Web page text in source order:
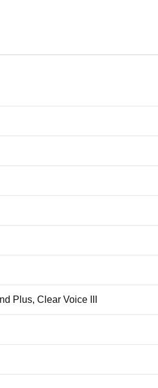
Plus, Clear Voice III